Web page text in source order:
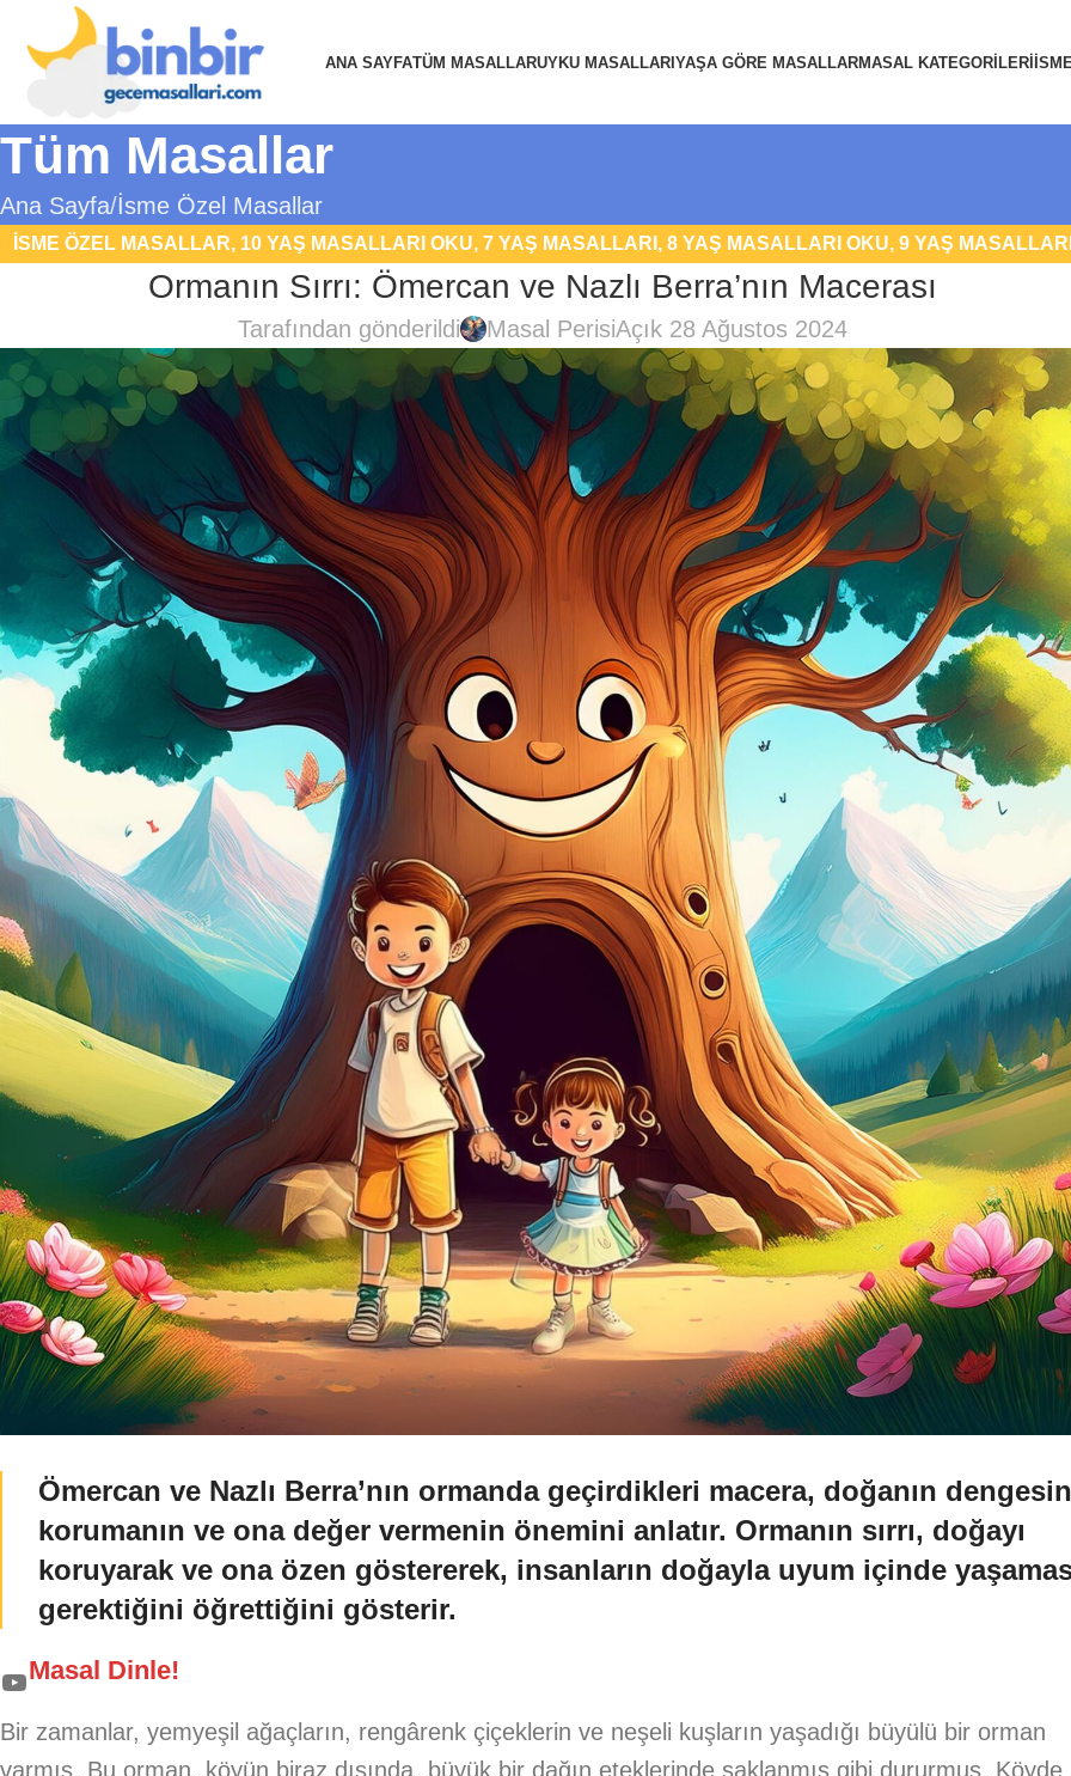
ANA SAYFATÜM MASALLARUYKU MASALLARIYAŞA GÖRE MASALLARMASAL KATEGORILERI
Tüm Masallar
Ana Sayfa İsme Özel Masallar
İSME ÖZEL MASALLAR, 10 YAŞ MASALLARI OKU, 7 YAŞ MASALLARI , 8 YAŞ MASALLARI OKU, 9 YAŞ MASALLARI
OKU,DOĞA VE ÇEVRE MASALLARI, FANTASTIK MASALLAR,UYKU MASALLARI
Ormanın Sırrı: Ömercan ve Nazlı Berra’nın Macerası
Tarafından gönderildi Masal PerisiAçık 28 Ağustos 2024
Ömercan ve Nazlı Berra’nın ormanda geçirdikleri macera, doğanın
korumanın ve ona değer vermenin önemini anlatır. Ormanın sırrı, doğayı
koruyarak ve ona özen göstererek, insanların doğayla uyum içinde
gerektiğini öğrettiğini gösterir.
Masal Dinle!
Bir zamanlar, yemyeşil ağaçların, rengârenk çiçeklerin ve neşeli kuşların yaşadığı büyülü bir orman
varmış. Bu orman, köyün biraz dışında, büyük bir dağın eteklerinde saklanmış gibi dururmuş. Köyde